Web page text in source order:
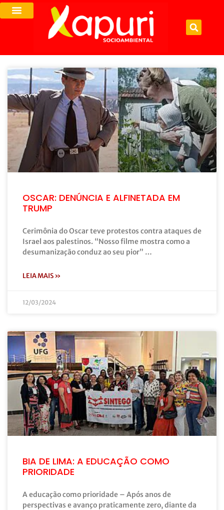
OSCAR: DENÚNCIA E ALFINETADA EM
TRUMP
Cerimônia do Oscar teve protestos contra ataques de
Israel aos palestinos. “Nosso filme mostra como a
desumanização conduz ao seu pior” …
LEIA MAIS »
12/03/2024
BIA DE LIMA: A EDUCAÇÃO COMO
PRIORIDADE
A educação como prioridade – Após anos de
perspectivas e avanço praticamente zero, diante da